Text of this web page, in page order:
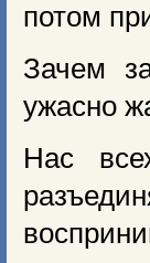
потом
Зачем
ужасно
Нас